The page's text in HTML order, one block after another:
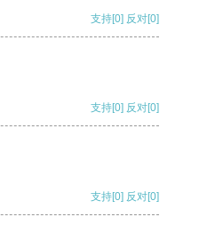
支持[0] 反对[0]
支持[0] 反对[0]
支持[0] 反对[0]